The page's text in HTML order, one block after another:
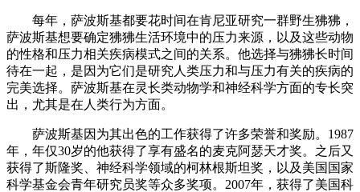
每年，萨波斯基都要花时间在肯尼亚研究一群野生狒狒，
萨波斯基想要确定狒狒生活环境中的压力来源，以及这些动物
的性格和压力相关疾病模式之间的关系。他选择与狒狒长时间
待在一起，是因为它们是研究人类压力和与压力有关的疾病的
完美选择。萨波斯基在灵长类动物学和神经科学方面的专长突
出，尤其是在人类行为方面。
萨波斯基因为其出色的工作获得了许多荣誉和奖励。1987
年，年仅30岁的他获得了享有盛名的麦克阿瑟天才奖。之后又
获得了斯隆奖、神经科学领域的柯林根斯坦奖，以及美国国家
科学基金会青年研究员奖等众多奖项。2007年，获得了美国科